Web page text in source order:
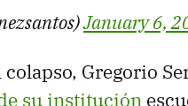
January 6,
Gregorio
su institución